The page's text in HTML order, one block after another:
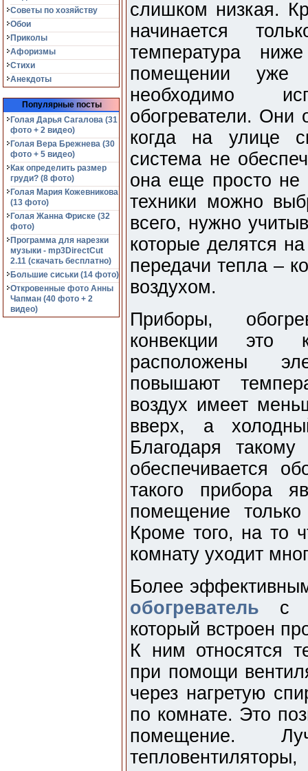
Советы по хозяйству
Обои
Приколы
Афоризмы
Стихи
Анекдоты
Популярные посты
Голая Дарья Сагалова (31
фото + 2 видео)
Голая Вера Брежнева (30
фото + 5 видео)
Как определить размер
груди? (8 фото)
Голая Мария Кожевникова
(13 фото)
Голая Жанна Фриске (32
фото)
Программа для нарезки
музыки - mp3DirectCut
2.11 (cкачать бесплатно)
Большие сиськи (14 фото)
Откровенные фото Анны
Чапман (40 фото + 2
видео)
слишком низкая.
начинается
температура
помещении уже
необходимо
обогреватели. Они
когда на улице
система не
она еще просто не
техники можно
всего, нужно
которые делятся
передачи тепла –
воздухом.
Приборы,
конвекции это
расположены
повышают
воздух имеет
вверх, а
Благодаря
обеспечивается
такого прибора
помещение
Кроме того, на то
комнату уходит
Более
обогреватель с
который встроен
К ним относятся
при помощи
через нагретую
по комнате. Это
помещение.